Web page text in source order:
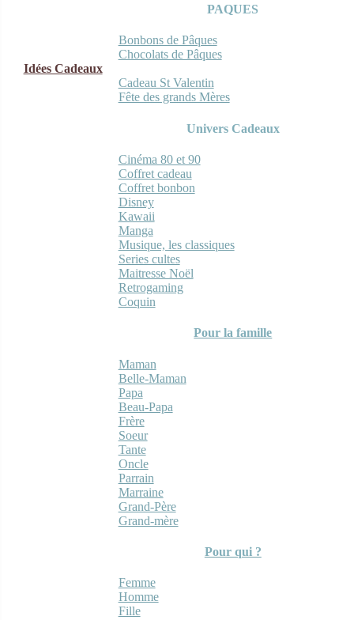
PAQUES
Bonbons de Pâques
Chocolats de Pâques
Idées Cadeaux
Cadeau St Valentin
Fête des grands Mères
Univers Cadeaux
Cinéma 80 et 90
Coffret cadeau
Coffret bonbon
Disney
Kawaii
Manga
Musique, les classiques
Series cultes
Maitresse Noël
Retrogaming
Coquin
Pour la famille
Maman
Belle-Maman
Papa
Beau-Papa
Frère
Soeur
Tante
Oncle
Parrain
Marraine
Grand-Père
Grand-mère
Pour qui ?
Femme
Homme
Fille